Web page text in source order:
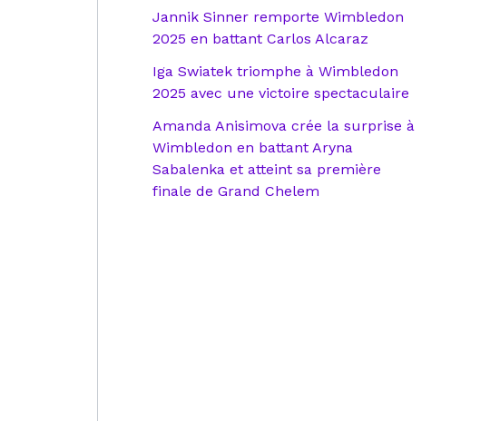
Jannik Sinner remporte Wimbledon
2025 en battant Carlos Alcaraz
Iga Swiatek triomphe à Wimbledon
2025 avec une victoire spectaculaire
Amanda Anisimova crée la surprise à
Wimbledon en battant Aryna
Sabalenka et atteint sa première
finale de Grand Chelem